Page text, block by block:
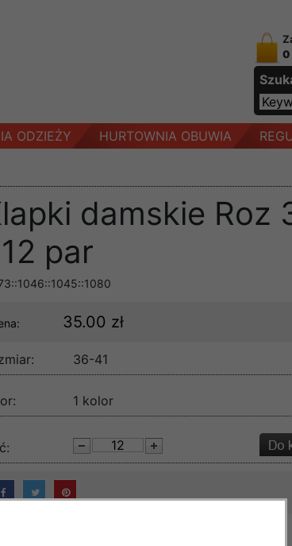
0
ODZIEŻY HURTOWNIA OBUWIA
damskie Roz
par
35.00 zł
36-41
1 kolor